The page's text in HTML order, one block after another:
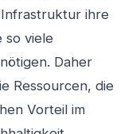
ihre
so viele
Daher
Ressourcen, die
Vorteil im